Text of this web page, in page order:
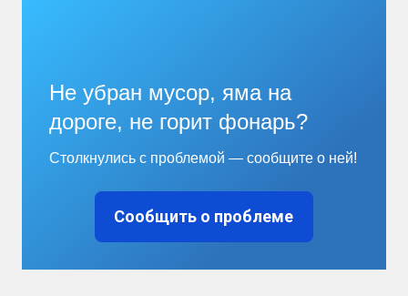
Не убран мусор, яма на
дороге, не горит фонарь?
Столкнулись с проблемой — сообщите о ней!
Сообщить о проблеме